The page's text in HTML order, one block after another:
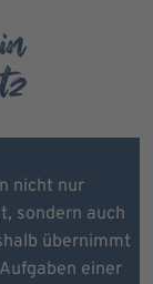
nicht nur
sondern auch
übernimmt
einer